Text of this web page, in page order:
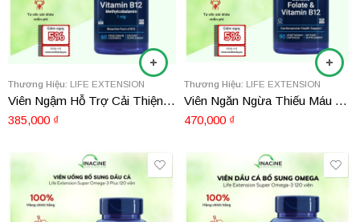
Thương Hiệu: LIFE EXTENSION
Viên Ngậm Hỗ Trợ Cải Thiện Trí Nhớ Và Ngừa Thiếu Máu Life Extension Vitamin B12 Methylcobalamin 1mg 60 viên
385,000 ₫
Thương Hiệu: LIFE EXTENSION
Viên Ngăn Ngừa Thiếu Máu Life Extension BioActive Folate & Vitamin B12 90 viên
470,000 ₫